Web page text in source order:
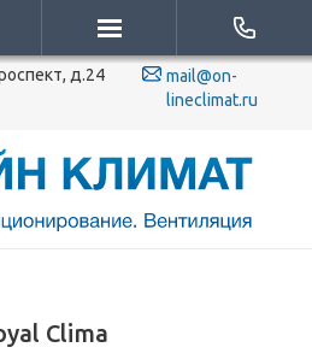
д.24
mail@on-
lineclimat.ru
Clima